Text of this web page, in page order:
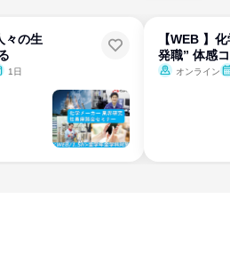
々の生
1日
【WEB 】
発職” 体感
オンライン